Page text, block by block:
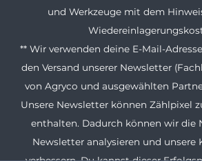
und Werkzeuge mit dem Hinweis
** Wir verwenden deine E-Mail-
den Versand unserer Newsletter
von Agryco und ausgewählten
Unsere Newsletter können Zählpixel
enthalten. Dadurch können wir die
Newsletter analysieren und